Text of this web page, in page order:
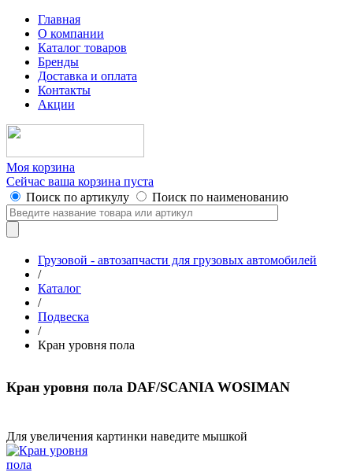
Главная
О компании
Каталог товаров
Бренды
Доставка и оплата
Контакты
Акции
Моя корзина
Сейчас ваша корзина пуста
Поиск по артикулу
Поиск по наименованию
Грузовой - автозапчасти для грузовых автомобилей
/
Каталог
/
Подвеска
/
Кран уровня пола
Кран уровня пола DAF/SCANIA WOSIMAN
Для увеличения картинки наведите мышкой